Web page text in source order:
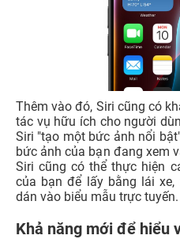
Thêm vào đó, Siri cũng có
tác vụ hữu ích cho người
Siri "tạo một bức ảnh nổi
bức ảnh của bạn đang xem
Siri cũng có thể thực hiện
của bạn để lấy bằng lái
dán vào biểu mẫu trực tuyến.
Khả năng mới để hiểu